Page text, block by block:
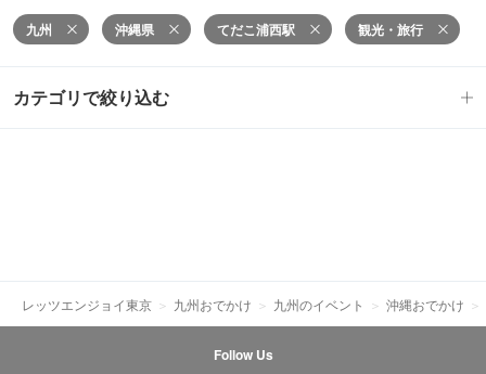
九州 沖縄県 てだこ浦西駅 観光・旅行
カテゴリで絞り込む
レッツエンジョイ東京 九州おでかけ 九州のイベント 沖縄おでかけ
Follow Us